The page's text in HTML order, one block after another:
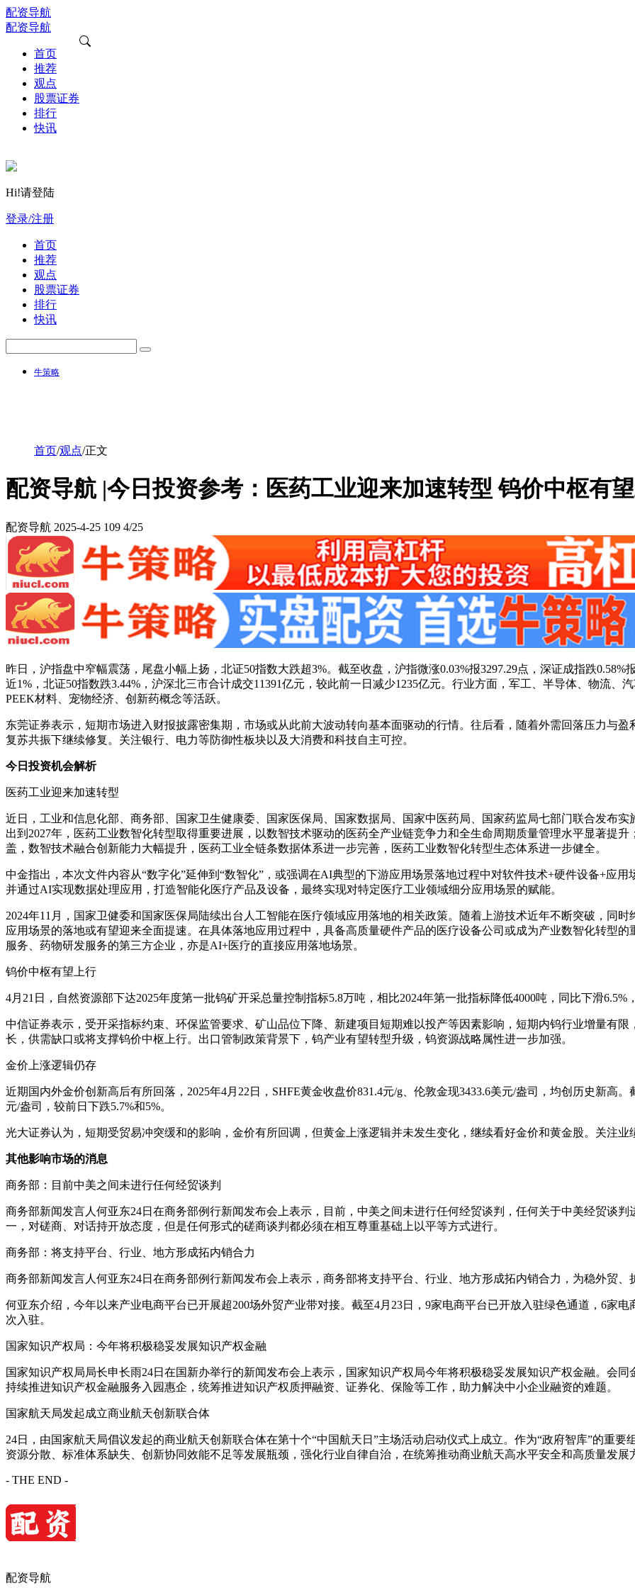
配资导航
配资导航
首页
推荐
观点
股票证券
排行
快讯
Hi!请登陆
登录/注册
首页
推荐
观点
股票证券
排行
快讯
牛策略
首页/观点/正文
配资导航 |今日投资参考：医药工业迎来加速转型 钨价中枢有
配资导航 2025-4-25 109 4/25
昨日，沪指盘中窄幅震荡，尾盘小幅上扬，北证50指数大跌超3%。截至收盘，沪指微涨0.03%报3297.29点，深证成指跌0.58%
近1%，北证50指数跌3.44%，沪深北三市合计成交11391亿元，较此前一日减少1235亿元。行业方面，军工、半导体、物流、
PEEK材料、宠物经济、创新药概念等活跃。
东莞证券表示，短期市场进入财报披露密集期，市场或从此前大波动转向基本面驱动的行情。往后看，随着外需回落压力与
复苏共振下继续修复。关注银行、电力等防御性板块以及大消费和科技自主可控。
今日投资机会解析
医药工业迎来加速转型
近日，工业和信息化部、商务部、国家卫生健康委、国家医保局、国家数据局、国家中医药局、国家药监局七部门联合发布
出到2027年，医药工业数智化转型取得重要进展，以数智技术驱动的医药全产业链竞争力和全生命周期质量管理水平显著提
盖，数智技术融合创新能力大幅提升，医药工业全链条数据体系进一步完善，医药工业数智化转型生态体系进一步健全。
中金指出，本次文件内容从“数字化”延伸到“数智化”，或强调在AI典型的下游应用场景落地过程中对软件技术+硬件设备+应
并通过AI实现数据处理应用，打造智能化医疗产品及设备，最终实现对特定医疗工业领域细分应用场景的赋能。
2024年11月，国家卫健委和国家医保局陆续出台人工智能在医疗领域应用落地的相关政策。随着上游技术近年不断突破，同
应用场景的落地或有望迎来全面提速。在具体落地应用过程中，具备高质量硬件产品的医疗设备公司或成为产业数智化转型
服务、药物研发服务的第三方企业，亦是AI+医疗的直接应用落地场景。
钨价中枢有望上行
4月21日，自然资源部下达2025年度第一批钨矿开采总量控制指标5.8万吨，相比2024年第一批指标降低4000吨，同比下滑6.5%
中信证券表示，受开采指标约束、环保监管要求、矿山品位下降、新建项目短期难以投产等因素影响，短期内钨行业增量有
长，供需缺口或将支撑钨价中枢上行。出口管制政策背景下，钨产业有望转型升级，钨资源战略属性进一步加强。
金价上涨逻辑仍存
近期国内外金价创新高后有所回落，2025年4月22日，SHFE黄金收盘价831.4元/g、伦敦金现3433.6美元/盎司，均创历史新高
元/盎司，较前日下跌5.7%和5%。
光大证券认为，短期受贸易冲突缓和的影响，金价有所回调，但黄金上涨逻辑并未发生变化，继续看好金价和黄金股。关注
其他影响市场的消息
商务部：目前中美之间未进行任何经贸谈判
商务部新闻发言人何亚东24日在商务部例行新闻发布会上表示，目前，中美之间未进行任何经贸谈判，任何关于中美经贸谈
一，对磋商、对话持开放态度，但是任何形式的磋商谈判都必须在相互尊重基础上以平等方式进行。
商务部：将支持平台、行业、地方形成拓内销合力
商务部新闻发言人何亚东24日在商务部例行新闻发布会上表示，商务部将支持平台、行业、地方形成拓内销合力，为稳外贸、
何亚东介绍，今年以来产业电商平台已开展超200场外贸产业带对接。截至4月23日，9家电商平台已开放入驻绿色通道，6家
次入驻。
国家知识产权局：今年将积极稳妥发展知识产权金融
国家知识产权局局长申长雨24日在国新办举行的新闻发布会上表示，国家知识产权局今年将积极稳妥发展知识产权金融。会
持续推进知识产权金融服务入园惠企，统筹推进知识产权质押融资、证券化、保险等工作，助力解决中小企业融资的难题。
国家航天局发起成立商业航天创新联合体
24日，由国家航天局倡议发起的商业航天创新联合体在第十个“中国航天日”主场活动启动仪式上成立。作为“政府智库”的重
资源分散、标准体系缺失、创新协同效能不足等发展瓶颈，强化行业自律自治，在统筹推动商业航天高水平安全和高质量发展
- THE END -
配资导航